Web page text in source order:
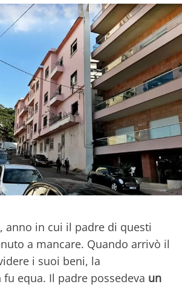
anno in cui il padre di questi
a mancare. Quando arrivò il
i suoi beni, la
equa. Il padre possedeva un